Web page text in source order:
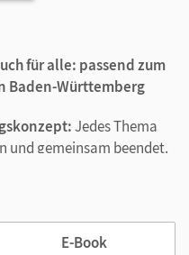
für alle: passend zum
Baden-Württemberg
Jedes Thema
und gemeinsam beendet.
drei Lernwege zur
alle Schüler/-innen
E-Book